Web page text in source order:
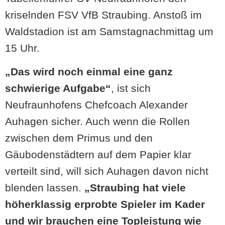
kriselnden FSV VfB Straubing. Anstoß im
Waldstadion ist am Samstagnachmittag um
15 Uhr.
„Das wird noch einmal eine ganz
schwierige Aufgabe“, ist sich
Neufraunhofens Chefcoach Alexander
Auhagen sicher. Auch wenn die Rollen
zwischen dem Primus und den
Gäubodenstädtern auf dem Papier klar
verteilt sind, will sich Auhagen davon nicht
blenden lassen. „Straubing hat viele
höherklassig erprobte Spieler im Kader
und wir brauchen eine Topleistung wie